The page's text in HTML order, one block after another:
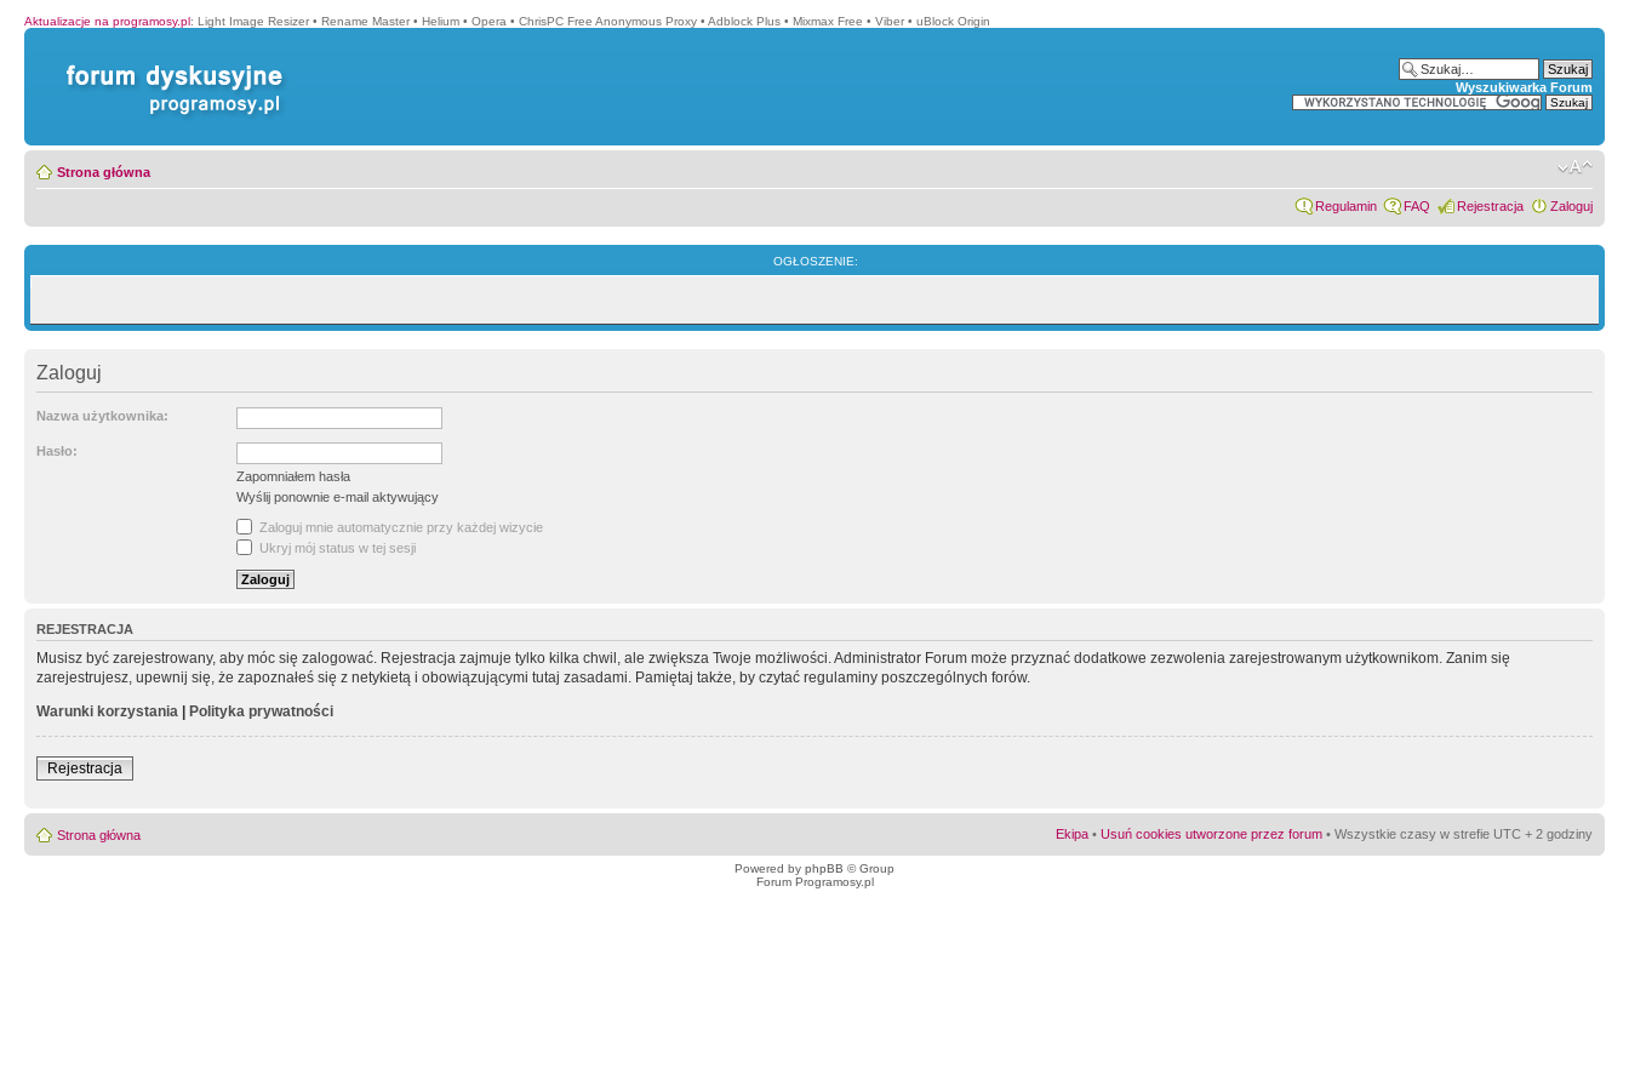
Aktualizacje na programosy.pl: Light Image Resizer • Rename Master • Helium • Opera • ChrisPC Free Anonymous Proxy • Adblock Plus • Mixmax Free • Viber • uBlock Origin
Wyszukiwarka Forum
Strona główna
Regulamin FAQ Rejestracja Zaloguj
OGŁOSZENIE:
Zaloguj
Nazwa użytkownika:
Hasło:
Zapomniałem hasła
Wyślij ponownie e-mail aktywujący
Zaloguj mnie automatycznie przy każdej wizycie
Ukryj mój status w tej sesji
REJESTRACJA
Musisz być zarejestrowany, aby móc się zalogować. Rejestracja zajmuje tylko kilka chwil, ale zwiększa Twoje możliwości. Administrator Forum może przyznać dodatkowe zezwolenia zarejestrowanym użytkownikom. Zanim się
zarejestrujesz, upewnij się, że zapoznałeś się z netykietą i obowiązującymi tutaj zasadami. Pamiętaj także, by czytać regulaminy poszczególnych forów.
Warunki korzystania | Polityka prywatności
Rejestracja
Strona główna Ekipa • Usuń cookies utworzone przez forum • Wszystkie czasy w strefie UTC + 2 godziny
Powered by phpBB © Group
Forum Programosy.pl